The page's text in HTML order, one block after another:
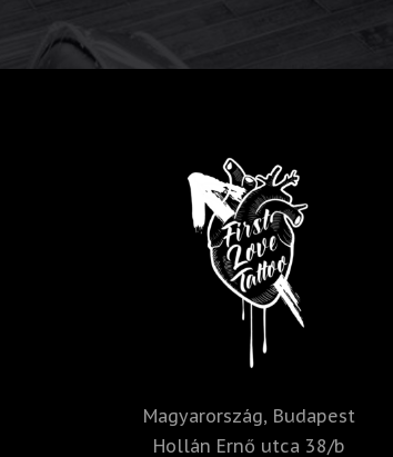
Magyarország, Budapest
Hollán Ernő utca 38/b